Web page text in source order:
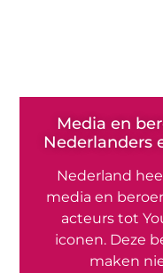
Media en
Nederlanders
Nederland
media en
acteurs tot
iconen. Deze
maken